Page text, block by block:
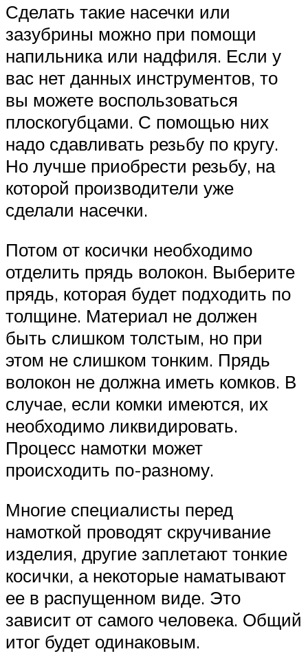
Сделать такие насечки или
зазубрины можно при помощи
напильника или надфиля. Если у
вас нет данных инструментов, то
вы можете воспользоваться
плоскогубцами. С помощью них
надо сдавливать резьбу по кругу.
Но лучше приобрести резьбу, на
которой производители уже
сделали насечки.
Потом от косички необходимо
отделить прядь волокон. Выберите
прядь, которая будет подходить по
толщине. Материал не должен
быть слишком толстым, но при
этом не слишком тонким. Прядь
волокон не должна иметь комков. В
случае, если комки имеются, их
необходимо ликвидировать.
Процесс намотки может
происходить по-разному.
Многие специалисты перед
намоткой проводят скручивание
изделия, другие заплетают тонкие
косички, а некоторые наматывают
ее в распущенном виде. Это
зависит от самого человека. Общий
итог будет одинаковым.